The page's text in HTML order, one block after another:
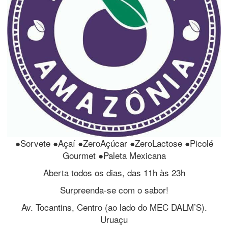
●Sorvete ●Açaí ●ZeroAçúcar ●ZeroLactose ●Picolé
Gourmet ●Paleta Mexicana
Aberta todos os dias, das 11h às 23h
Surpreenda-se com o sabor!
Av. Tocantins, Centro (ao lado do MEC DALM’S).
Uruaçu